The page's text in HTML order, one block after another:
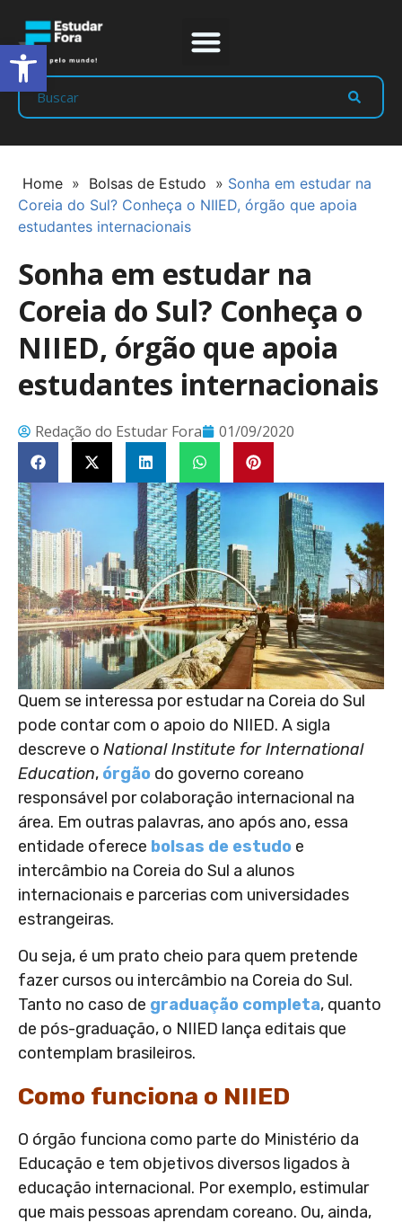
Home » Bolsas de Estudo » Sonha em estudar na
Coreia do Sul? Conheça o NIIED, órgão que apoia
estudantes internacionais
Sonha em estudar na
Coreia do Sul? Conheça o
NIIED, órgão que apoia
estudantes internacionais
Redação do Estudar Fora 01/09/2020
Quem se interessa por estudar na Coreia do Sul
pode contar com o apoio do NIIED. A sigla
descreve o National Institute for International
Education, órgão do governo coreano
responsável por colaboração internacional na
área. Em outras palavras, ano após ano, essa
entidade oferece bolsas de estudo e
intercâmbio na Coreia do Sul a alunos
internacionais e parcerias com universidades
estrangeiras.
Ou seja, é um prato cheio para quem pretende
fazer cursos ou intercâmbio na Coreia do Sul.
Tanto no caso de graduação completa, quanto
de pós-graduação, o NIIED lança editais que
contemplam brasileiros.
Como funciona o NIIED
O órgão funciona como parte do Ministério da
Educação e tem objetivos diversos ligados à
educação internacional. Por exemplo, estimular
que mais pessoas aprendam coreano. Ou, ainda,
Abrir a barra de ferramentas